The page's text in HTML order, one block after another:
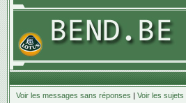
Voir les messages sans réponses | Voir les sujets